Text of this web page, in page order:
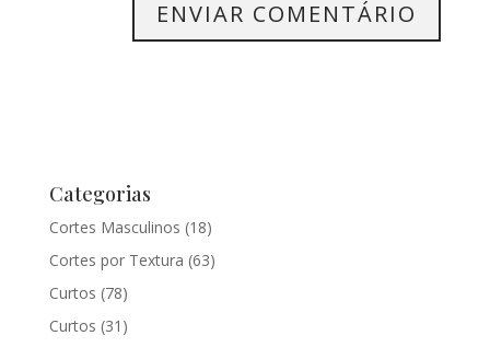
Categorias
Cortes Masculinos (18)
Cortes por Textura (63)
Curtos (78)
Curtos (31)